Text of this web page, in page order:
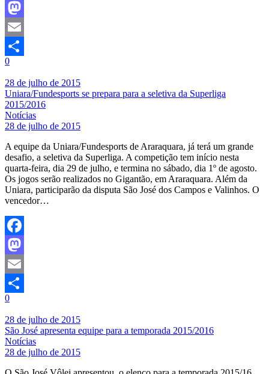
Facebook
Mastodon
Email
Share
0
28 de julho de 2015
Uniara/Fundesports se prepara para a seletiva da Superliga
2015/2016
Notícias
28 de julho de 2015
A equipe da Uniara/Fundesports de Araraquara, já terá um grande
desafio, a seletiva da Superliga. A competição tem início nesta
quarta-feira, dia 29 de julho, e termina no sábado, dia 1º de agosto.
Os jogos serão realizados no Gigantão, em Araraquara. Além da
Uniara, participarão da disputa São José dos Campos e Valinhos. O
vencedor…
Facebook
Mastodon
Email
Share
0
28 de julho de 2015
São José apresenta equipe para a temporada 2015/2016
Notícias
28 de julho de 2015